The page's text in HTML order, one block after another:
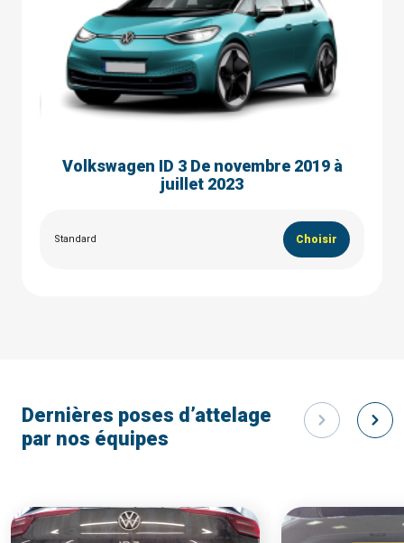
Volkswagen ID 3 De novembre 2019 à
juillet 2023
Standard Choisir
Dernières poses d’attelage
par nos équipes